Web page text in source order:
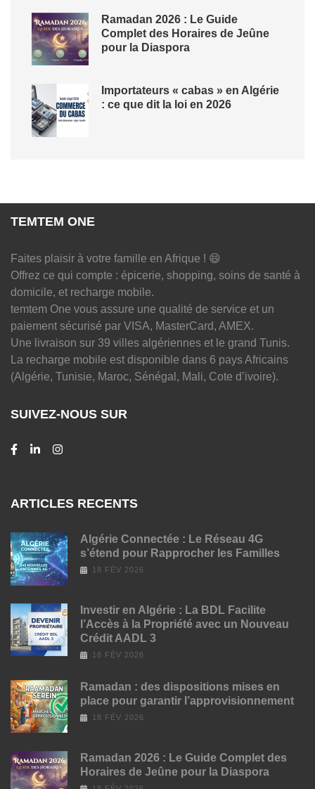
Ramadan 2026 : Le Guide
Complet des Horaires de Jeûne
pour la Diaspora
Importateurs « cabas » en Algérie
: ce que dit la loi en 2026
TEMTEM ONE
Faites plaisir à votre famille en Afrique ! 😄
Offrez ce qui compte : épicerie, shopping, soins de santé à
domicile, et recharge mobile.
temtem One vous assure une qualité de service et un
paiement sécurisé par VISA, MasterCard, AMEX.
Une livraison sur 39 villes algériennes et le grand Tunis.
La recharge mobile est disponible dans 6 pays Africains
(Algérie, Tunisie, Maroc, Sénégal, Mali, Cote d’ivoire).
SUIVEZ-NOUS SUR
ARTICLES RECENTS
Algérie Connectée : Le Réseau 4G
s’étend pour Rapprocher les Familles
18 FÉV 2026
Investir en Algérie : La BDL Facilite
l’Accès à la Propriété avec un Nouveau
Crédit AADL 3
18 FÉV 2026
Ramadan : des dispositions mises en
place pour garantir l’approvisionnement
18 FÉV 2026
Ramadan 2026 : Le Guide Complet des
Horaires de Jeûne pour la Diaspora